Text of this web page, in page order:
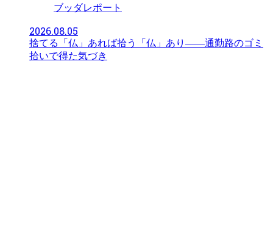
ブッダレポート
2026.08.05
捨てる「仏」あれば拾う「仏」あり――通勤路のゴミ
拾いで得た気づき